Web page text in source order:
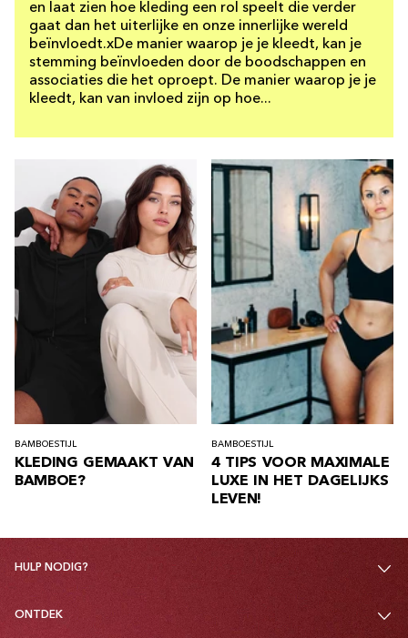
en laat zien hoe kleding een rol speelt die verder
gaat dan het uiterlijke en onze innerlijke wereld
beïnvloedt.xDe manier waarop je je kleedt, kan je
stemming beïnvloeden door de boodschappen en
associaties die het oproept. De manier waarop je je
kleedt, kan van invloed zijn op hoe...
BAMBOESTIJL
KLEDING GEMAAKT VAN
BAMBOE?
BAMBOESTIJL
4 TIPS VOOR MAXIMALE
LUXE IN HET DAGELIJKS
LEVEN!
HULP NODIG?
ONTDEK